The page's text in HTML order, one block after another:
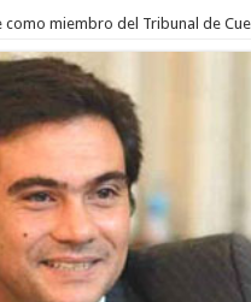
miembro del Tribunal de